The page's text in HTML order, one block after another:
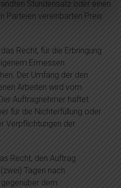
Stundensatz oder einen
Parteien vereinbarten Preis
Recht, für die Erbringung
Ermessen
Der Umfang der den
Arbeiten wird vom
Auftragnehmer haftet
für die Nichterfüllung oder
Verpflichtungen der
Recht, den Auftrag
Tagen nach
dem